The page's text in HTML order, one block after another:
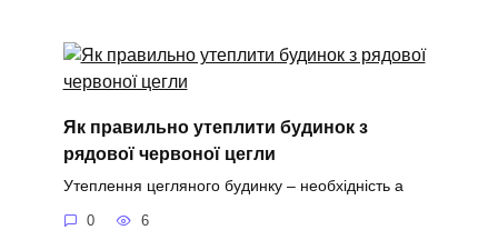
Як правильно утеплити будинок з
рядової червоної цегли
Утеплення цегляного будинку – необхідність а
0 6